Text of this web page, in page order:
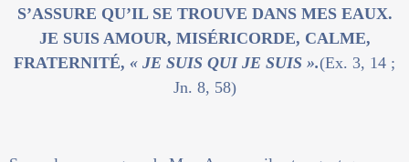
S’ASSURE QU’IL SE TROUVE DANS MES EAUX.
JE SUIS AMOUR, MISÉRICORDE, CALME,
FRATERNITÉ, « JE SUIS QUI JE SUIS ».(Ex. 3, 14 ;
Jn. 8, 58)